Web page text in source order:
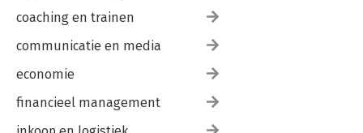
coaching en trainen
communicatie en media
economie
financieel management